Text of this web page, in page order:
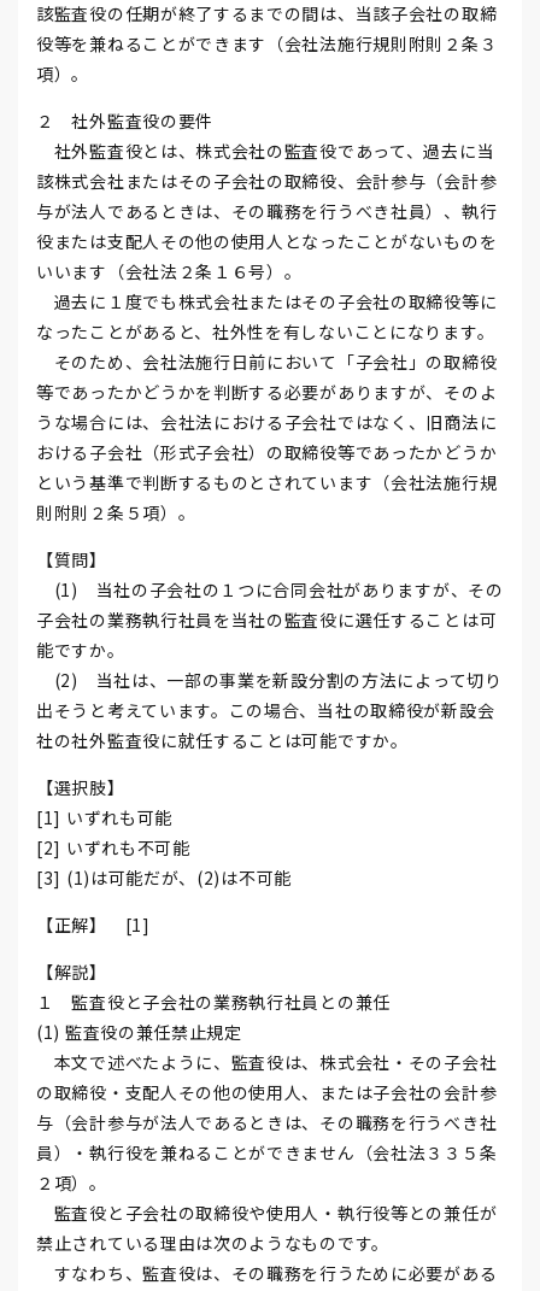
該監査役の任期が終了するまでの間は、当該子会社の取締
役等を兼ねることができます（会社法施行規則附則２条３
項）。
２ 社外監査役の要件
社外監査役とは、株式会社の監査役であって、過去に当
該株式会社またはその子会社の取締役、会計参与（会計参
与が法人であるときは、その職務を行うべき社員）、執行
役または支配人その他の使用人となったことがないものを
いいます（会社法２条１６号）。
過去に１度でも株式会社またはその子会社の取締役等に
なったことがあると、社外性を有しないことになります。
そのため、会社法施行日前において「子会社」の取締役
等であったかどうかを判断する必要がありますが、そのよ
うな場合には、会社法における子会社ではなく、旧商法に
おける子会社（形式子会社）の取締役等であったかどうか
という基準で判断するものとされています（会社法施行規
則附則２条５項）。
【質問】
(1) 当社の子会社の１つに合同会社がありますが、その
子会社の業務執行社員を当社の監査役に選任することは可
能ですか。
(2) 当社は、一部の事業を新設分割の方法によって切り
出そうと考えています。この場合、当社の取締役が新設会
社の社外監査役に就任することは可能ですか。
【選択肢】
[1] いずれも可能
[2] いずれも不可能
[3] (1)は可能だが、(2)は不可能
【正解】 [1]
【解説】
１ 監査役と子会社の業務執行社員との兼任
(1) 監査役の兼任禁止規定
本文で述べたように、監査役は、株式会社・その子会社
の取締役・支配人その他の使用人、または子会社の会計参
与（会計参与が法人であるときは、その職務を行うべき社
員）・執行役を兼ねることができません（会社法３３５条
２項）。
監査役と子会社の取締役や使用人・執行役等との兼任が
禁止されている理由は次のようなものです。
すなわち、監査役は、その職務を行うために必要がある